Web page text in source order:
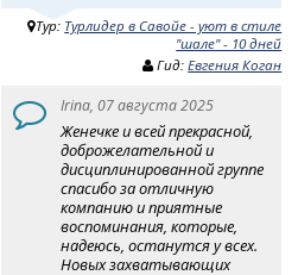
Тур: Турлидер в Савойе - уют в стиле
"шале" - 10 дней
Гид:Евгения Коган
Irina, 07 августа 2025
Женечке и всей прекрасной,
доброжелательной и
дисциплинированной группе
спасибо за отличную
компанию и приятные
воспоминания, которые,
надеюсь, останутся у всех.
Новых захватывающих